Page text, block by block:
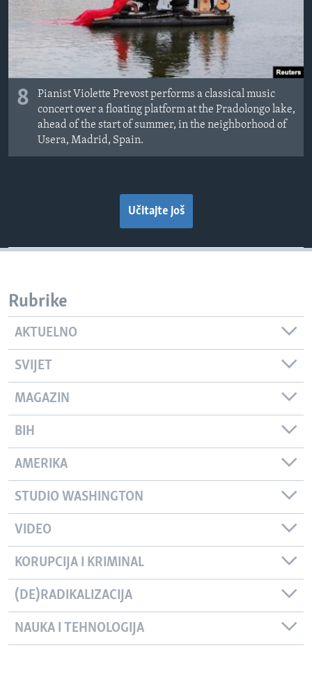
8
Pianist Violette Prevost performs a classical music
concert over a floating platform at the Pradolongo lake,
ahead of the start of summer, in the neighborhood of
Usera, Madrid, Spain.
Učitajte još
Rubrike
AKTUELNO
SVIJET
MAGAZIN
BIH
AMERIKA
STUDIO WASHINGTON
VIDEO
KORUPCIJA I KRIMINAL
(DE)RADIKALIZACIJA
NAUKA I TEHNOLOGIJA